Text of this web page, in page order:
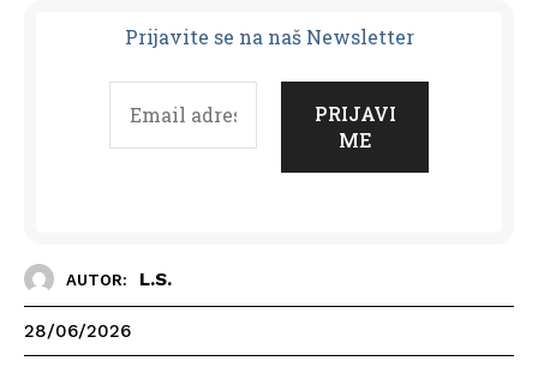
Prijavite se na naš Newsletter
AUTOR: L.S.
28/06/2026